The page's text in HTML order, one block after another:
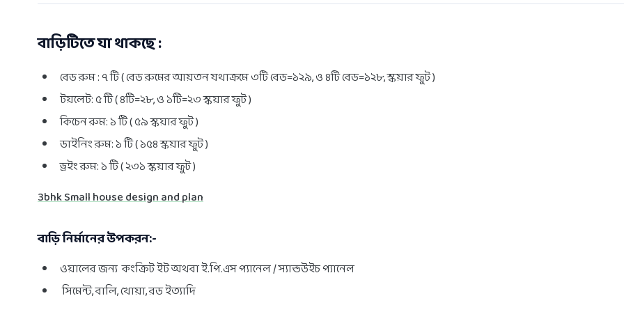
বাড়িটিতে যা থাকছে :
বেড রুম : ৭ টি ( বেড রুমের আয়তন যথাক্রমে ৩টি বেড=১২৯, ও ৪টি বেড=১২৮, স্কয়ার ফুট )
টয়লেট: ৫ টি ( ৪টি=২৮, ও ১টি=২৩ স্কয়ার ফুট )
কিচেন রুম: ১ টি ( ৫৯ স্কয়ার ফুট )
ডাইনিং রুম: ১ টি ( ১৫৪ স্কয়ার ফুট )
ড্রইং রুম: ১ টি ( ২৩১ স্কয়ার ফুট )
3bhk Small house design and plan
বাড়ি নির্মানের উপকরন:-
ওয়ালের জন্য কংক্রিট ইট অথবা ই.পি.এস প্যানেল / স্যান্ডউইচ প্যানেল
সিমেন্ট, বালি, খোয়া, রড ইত্যাদি